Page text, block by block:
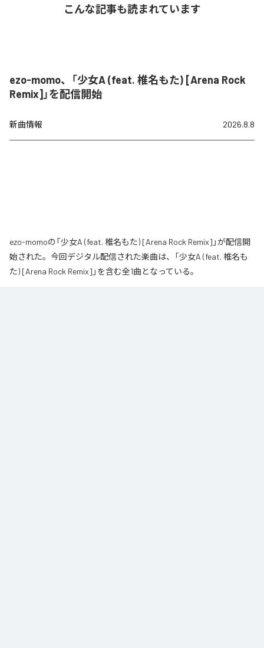
こんな記事も読まれています
ezo-momo、「少女A (feat. 椎名もた) [Arena Rock
Remix]」を配信開始
新曲情報 2026.8.8
ezo-momoの「少女A (feat. 椎名もた) [Arena Rock Remix]」が配信開
始された。今回デジタル配信された楽曲は、「少女A (feat. 椎名も
た) [Arena Rock Remix]」を含む全1曲となっている。